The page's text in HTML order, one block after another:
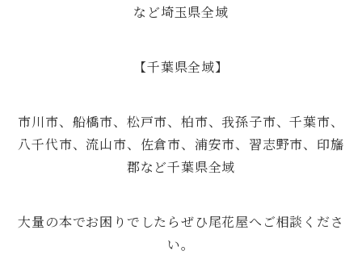
など埼玉県全域
【千葉県全域】
市川市、船橋市、松戸市、柏市、我孫子市、千葉市、
八千代市、流山市、佐倉市、浦安市、習志野市、印旛
郡など千葉県全域
大量の本でお困りでしたらぜひ尾花屋へご相談くださ
い。